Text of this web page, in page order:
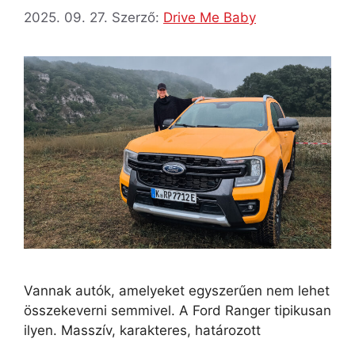
2025. 09. 27. Szerző: Drive Me Baby
Vannak autók, amelyeket egyszerűen nem lehet
összekeverni semmivel. A Ford Ranger tipikusan
ilyen. Masszív, karakteres, határozott